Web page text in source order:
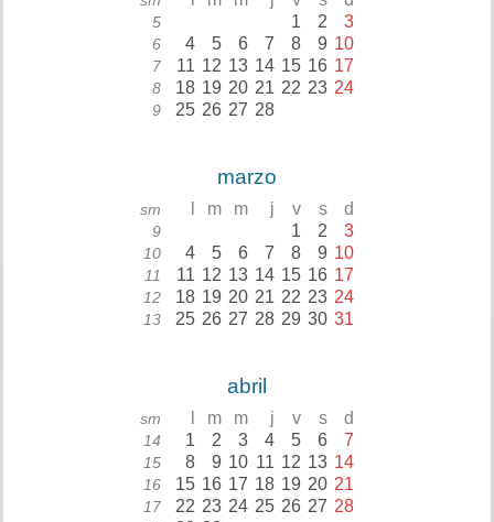
5 1 2 3
6 4 5 6 7 8 9 10
7 11 12 13 14 15 16 17
8 18 19 20 21 22 23 24
9 25 26 27 28
marzo
sm m m j v s d
9 1 2 3
10 4 5 6 7 8 9 10
11 11 12 13 14 15 16 17
12 18 19 20 21 22 23 24
13 25 26 27 28 29 30 31
abril
sm m m j v s d
14 1 2 3 4 5 6 7
15 8 9 10 11 12 13 14
16 15 16 17 18 19 20 21
17 22 23 24 25 26 27 28